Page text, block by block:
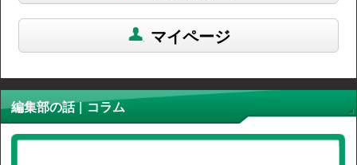
マイページ
編集部の話 | コラム